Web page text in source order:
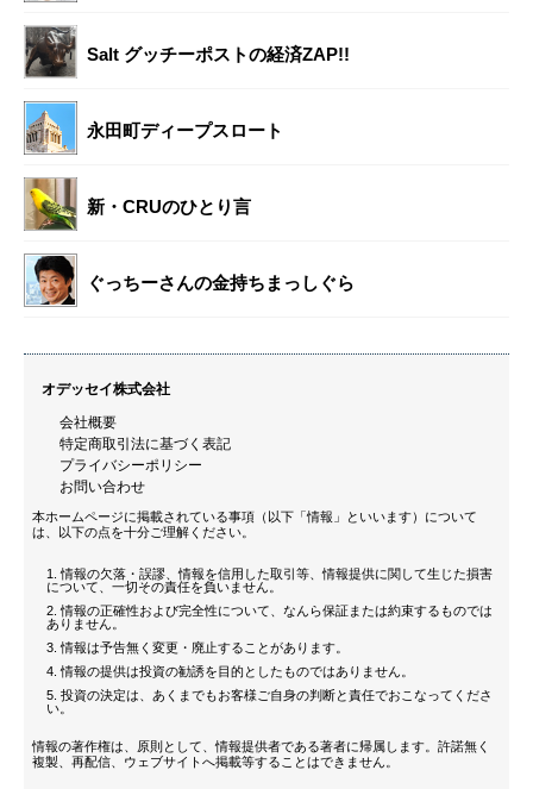
Salt グッチーポストの経済ZAP!!
永田町ディープスロート
新・CRUのひとり言
ぐっちーさんの金持ちまっしぐら
オデッセイ株式会社
会社概要
特定商取引法に基づく表記
プライバシーポリシー
お問い合わせ
本ホームページに掲載されている事項（以下「情報」といいます）について
は、以下の点を十分ご理解ください。
情報の欠落・誤謬、情報を信用した取引等、情報提供に関して生じた損害
について、一切その責任を負いません。
情報の正確性および完全性について、なんら保証または約束するものでは
ありません。
情報は予告無く変更・廃止することがあります。
情報の提供は投資の勧誘を目的としたものではありません。
投資の決定は、あくまでもお客様ご自身の判断と責任でおこなってくださ
い。
情報の著作権は、原則として、情報提供者である著者に帰属します。許諾無く
複製、再配信、ウェブサイトへ掲載等することはできません。